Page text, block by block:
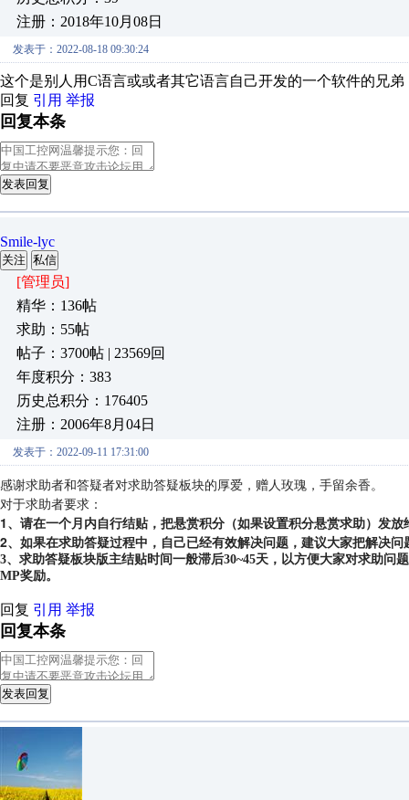
注册：2018年10月08日
发表于：2022-08-18 09:30:24
这个是别人用C语言或或者其它语言自己开发的一个软件的兄弟
回复 引用 举报
回复本条
发表回复
Smile-lyc
关注 私信
[管理员]
精华：136帖
求助：55帖
帖子：3700帖 | 23569回
年度积分：383
历史总积分：176405
注册：2006年8月04日
发表于：2022-09-11 17:31:00
感谢求助者和答疑者对求助答疑板块的厚爱，赠人玫瑰，手留余香。
对于求助者要求：
1、请在一个月内自行结贴，把悬赏积分（如果设置积分悬赏求助）发放
2、如果在求助答疑过程中，自己已经有效解决问题，建议大家把解决
3、求助答疑板块版主结贴时间一般滞后30~45天，以方便大家对求助
MP奖励。
回复 引用 举报
回复本条
发表回复